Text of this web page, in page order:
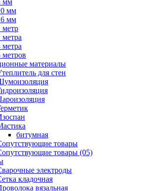
мм
мм
мм
метр
метра
метра
метров
материалы
для стен
битумная
товары
товары (05)
электроды
кладочная
вязальная